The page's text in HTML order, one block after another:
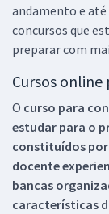
andamento e
concursos que
preparar com
Cursos online
O curso para
estudar para o
constituídos
docente
bancas
características